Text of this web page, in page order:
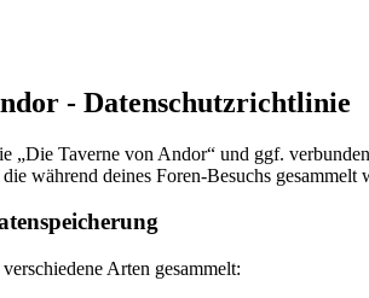
- Datenschutzrichtlinie
„Die Taverne von Andor“ und ggf.
während deines Foren-Besuchs gesammelt
Arten gesammelt: